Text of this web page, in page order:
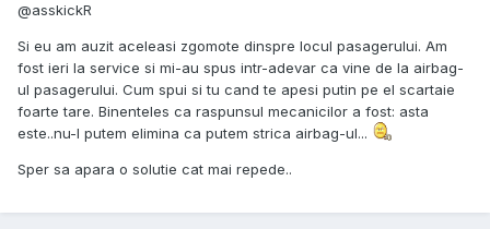
@asskickR
Si eu am auzit aceleasi zgomote dinspre locul pasagerului. Am
fost ieri la service si mi-au spus intr-adevar ca vine de la airbag-
ul pasagerului. Cum spui si tu cand te apesi putin pe el scartaie
foarte tare. Binenteles ca raspunsul mecanicilor a fost: asta
este..nu-l putem elimina ca putem strica airbag-ul...
Sper sa apara o solutie cat mai repede..